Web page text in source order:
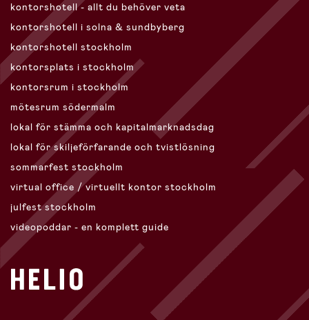
kontorshotell - allt du behöver veta
kontorshotell i solna & sundbyberg
kontorshotell stockholm
kontorsplats i stockholm
kontorsrum i stockholm
mötesrum södermalm
lokal för stämma och kapitalmarknadsdag
lokal för skiljeförfarande och tvistlösning
sommarfest stockholm
virtual office / virtuellt kontor stockholm
julfest stockholm
videopoddar - en komplett guide